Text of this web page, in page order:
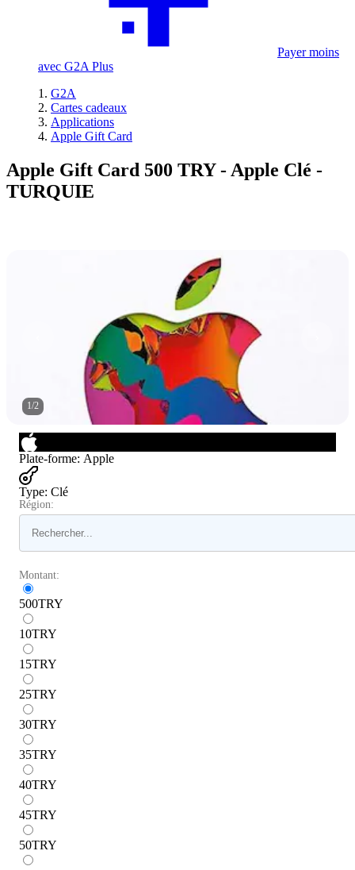
Payer moins
avec G2A Plus
G2A
Cartes cadeaux
Applications
Apple Gift Card
Apple Gift Card 500 TRY - Apple Clé -
TURQUIE
1/2
Plate-forme: Apple
Type: Clé
Région:
Montant:
500TRY
10TRY
15TRY
25TRY
30TRY
35TRY
40TRY
45TRY
50TRY